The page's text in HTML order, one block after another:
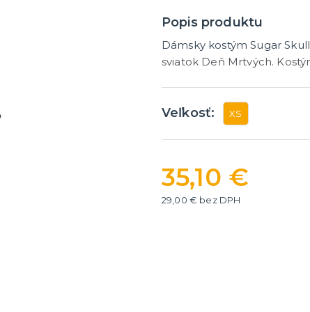
narodeniny
HALLOWEEN
ďalšie
Doplnky na Halloween
Halloweenska výzdoba
ďalšie kategórie
Popis produktu
Dámsky kostým Sugar
sviatok Deň Mrtvých.
Veľkosť: XS
35,10 €
29,00 € bez DPH